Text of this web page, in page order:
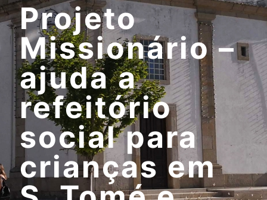
Projeto
Missionário –
ajuda a
refeitório
social para
crianças em